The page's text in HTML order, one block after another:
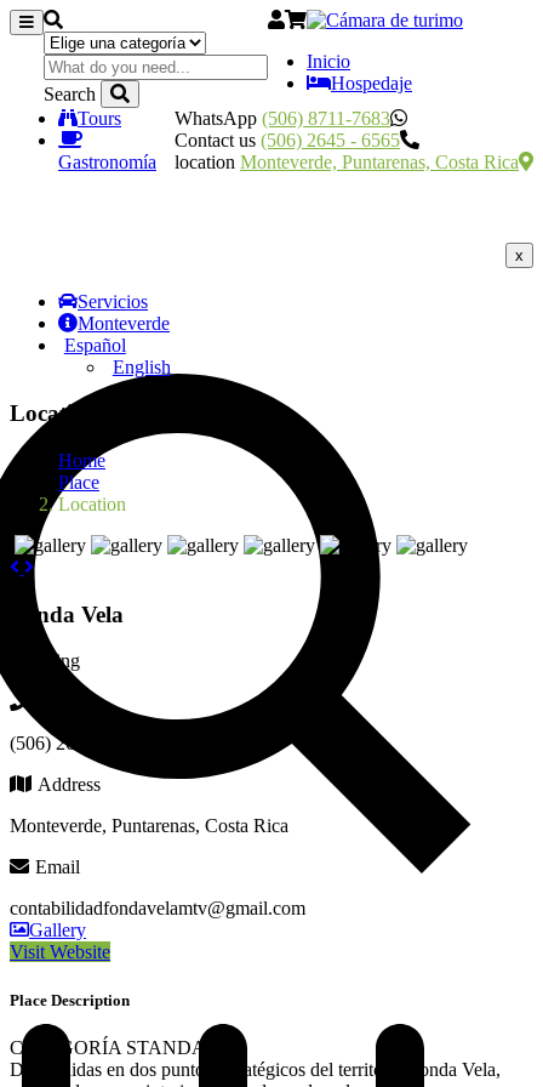
Search
WhatsApp (506) 8711-7683
Contact us (506) 2645 - 6565
location Monteverde, Puntarenas, Costa Rica
x
Inicio
Hospedaje
Tours
Gastronomía
Servicios
Monteverde
Español
English
Location
Home
Place
Location
Fonda Vela
Lodging
(506) 2645-5125
Address
Monteverde, Puntarenas, Costa Rica
Email
contabilidadfondavelamtv@gmail.com
Gallery
Visit Website
Place Description
CATEGORÍA STANDARD
Distribuidas en dos puntos estratégicos del territorio Fonda Vela,